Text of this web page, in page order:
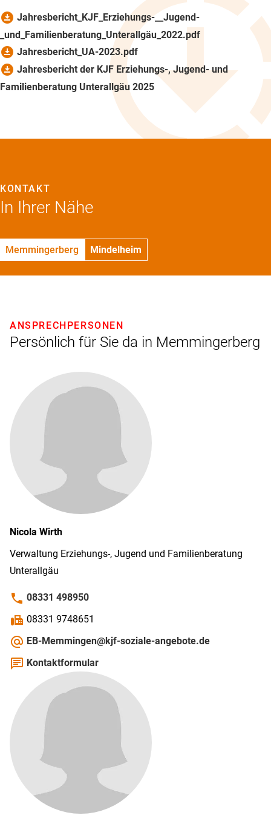
download_for_offline Jahresbericht_KJF_Erziehungs-__Jugend-
_und_Familienberatung_Unterallgäu_2022.pdf
download_for_offline Jahresbericht_UA-2023.pdf
download_for_offline Jahresbericht der KJF Erziehungs-, Jugend- und
Familienberatung Unterallgäu 2025
In Ihrer Nähe
KONTAKT
Memmingerberg Mindelheim
Persönlich für Sie da in Memmingerberg
ANSPRECHPERSONEN
Nicola Wirth
Verwaltung Erziehungs-, Jugend und Familienberatung
Unterallgäu
phone 08331 498950
fax 08331 9748651
alternate_email EB-Memmingen@kjf-soziale-angebote.de
chat Kontaktformular